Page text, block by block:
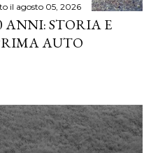
il agosto 05, 2026
ANNI: STORIA E
AUTO